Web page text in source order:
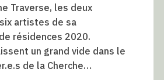
Traverse, les deux
artistes de sa
résidences 2020.
un grand vide dans le
de la Cherche…